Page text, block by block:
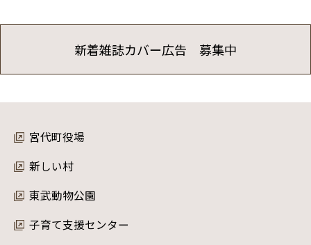
新着雑誌カバー広告 募集中
宮代町役場
新しい村
東武動物公園
子育て支援センター